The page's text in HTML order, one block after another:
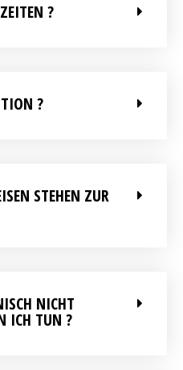
?
?
STEHEN ZUR
NICHT
ICH TUN ?